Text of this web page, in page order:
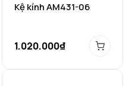
Kệ kính AM431-06
1.020.000₫